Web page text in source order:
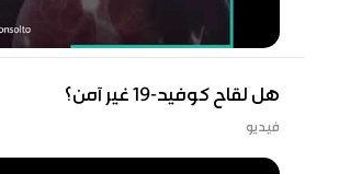
هل لقاح كوفيد-19 غير آمن؟
فيديو